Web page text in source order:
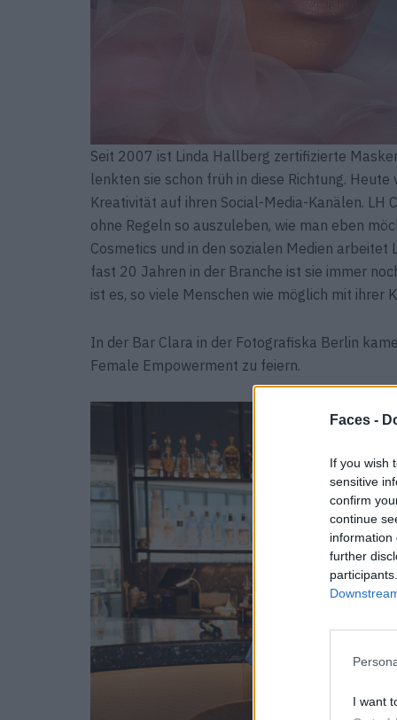
Faces -
If you wish
sensitive
confirm
continue
information
further
I want
Seit 2007 ist Linda Hallberg zertifizierte
lenkten sie schon früh in diese Richtung.
Kreativität auf ihren Social-Media-Kanälen. LH
ohne Regeln so auszuleben, wie man eben
Cosmetics und in den sozialen Medien
fast 20 Jahren in der Branche ist sie immer
ist es, so viele Menschen wie möglich mit ihrer
In der Bar Clara in der Fotografiska Berlin
Female Empowerment zu feiern.